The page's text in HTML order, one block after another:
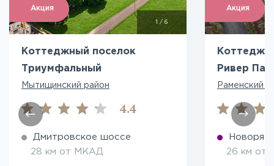
Акция
1 / 6
Коттеджный поселок
Триумфальный
Мытищинский район
4.4
Дмитровское шоссе
28 км от МКАД
Акция
Ривер
Раменский
26 км от